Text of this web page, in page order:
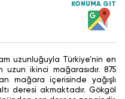
KONUMA GİT
uzunluğuyla Türkiye’nin en
ikinci mağarasıdır. 875
mağara içerisinde yağışlı
deresi akmaktadır. Gökgöl